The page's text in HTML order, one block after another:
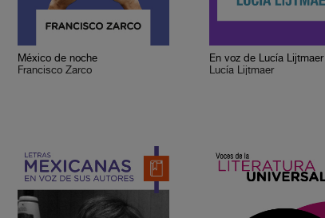
México de noche
Francisco Zarco
En voz de Lucía Lijtmaer
Lucía Lijtmaer